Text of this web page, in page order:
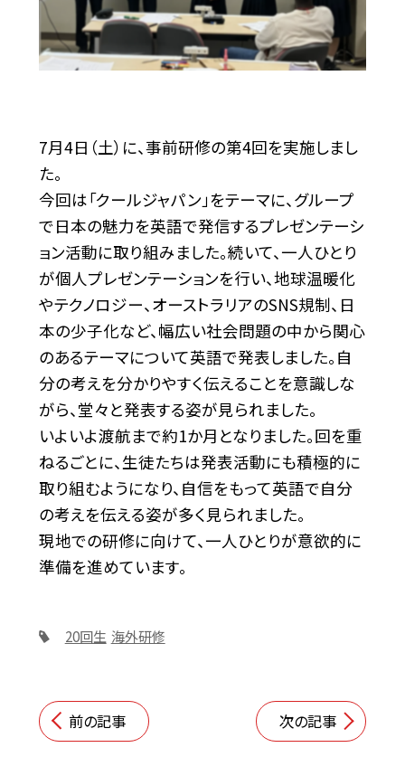
7月4日（土）に、事前研修の第4回を実施しまし
た。
今回は「クールジャパン」をテーマに、グループ
で日本の魅力を英語で発信するプレゼンテーシ
ョン活動に取り組みました。続いて、一人ひとり
が個人プレゼンテーションを行い、地球温暖化
やテクノロジー、オーストラリアのSNS規制、日
本の少子化など、幅広い社会問題の中から関心
のあるテーマについて英語で発表しました。自
分の考えを分かりやすく伝えることを意識しな
がら、堂々と発表する姿が見られました。
いよいよ渡航まで約1か月となりました。回を重
ねるごとに、生徒たちは発表活動にも積極的に
取り組むようになり、自信をもって英語で自分
の考えを伝える姿が多く見られました。
現地での研修に向けて、一人ひとりが意欲的に
準備を進めています。
20回生 海外研修
前の記事 次の記事